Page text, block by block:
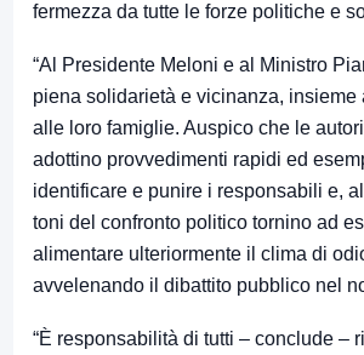
fermezza da tutte le forze politiche e
“Al Presidente Meloni e al Ministro
piena solidarietà e vicinanza, insieme
alle loro famiglie. Auspico che le
adottino provvedimenti rapidi ed
identificare e punire i responsabili e,
toni del confronto politico tornino ad
alimentare ulteriormente il clima di
avvelenando il dibattito pubblico nel
“È responsabilità di tutti – conclude –